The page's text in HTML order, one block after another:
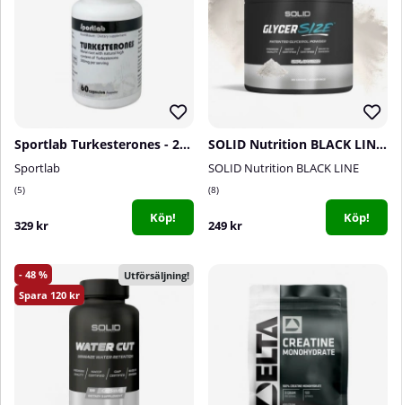
Sportlab Turkesterones - 250 mg, 60 caps
Sportlab
5
329 kr Köp!
SOLID Nutrition BLACK LINE GlycerSize, 165 g
SOLID Nutrition BLACK LINE
8
249 kr Köp!
48
120
Utförsäljning!